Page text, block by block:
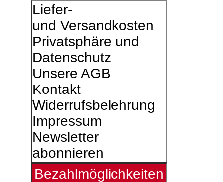
Liefer-
und Versandkosten
Privatsphäre und
Datenschutz
Unsere AGB
Kontakt
Widerrufsbelehrung
Impressum
Newsletter
abonnieren
Bezahlmöglichkeiten